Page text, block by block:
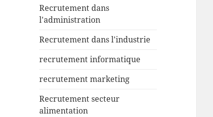
Recrutement dans
l'administration
Recrutement dans l'industrie
recrutement informatique
recrutement marketing
Recrutement secteur
alimentation